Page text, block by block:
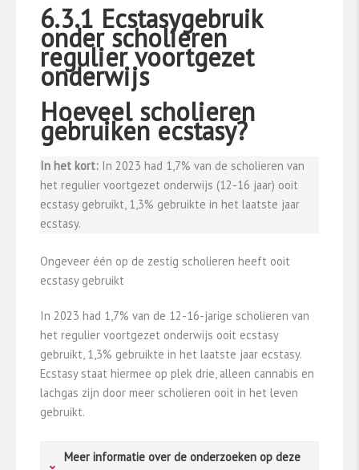
6.3.1 Ecstasygebruik
onder scholieren
regulier voortgezet
onderwijs
Hoeveel scholieren
gebruiken ecstasy?
In het kort: In 2023 had 1,7% van de scholieren van
het regulier voortgezet onderwijs (12-16 jaar) ooit
ecstasy gebruikt, 1,3% gebruikte in het laatste jaar
ecstasy.
Ongeveer één op de zestig scholieren heeft ooit
ecstasy gebruikt
In 2023 had 1,7% van de 12-16-jarige scholieren van
het regulier voortgezet onderwijs ooit ecstasy
gebruikt, 1,3% gebruikte in het laatste jaar ecstasy.
Ecstasy staat hiermee op plek drie, alleen cannabis en
lachgas zijn door meer scholieren ooit in het leven
gebruikt.
Meer informatie over de onderzoeken op deze